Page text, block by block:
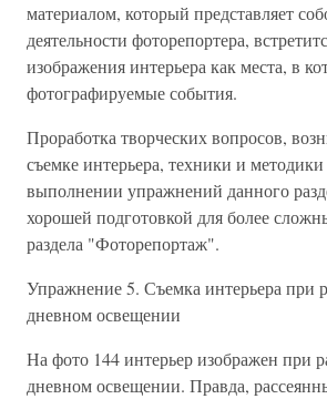
материалом, который представляет
деятельности фоторепортера,
изображения интерьера как места, в
фотографируемые события.
Проработка творческих вопросов,
съемке интерьера, техники и
выполнении упражнений данного
хорошей подготовкой для более
раздела "Фоторепортаж".
Упражнение 5. Съемка интерьера при
дневном освещении
На фото 144 интерьер изображен при
дневном освещении. Правда,